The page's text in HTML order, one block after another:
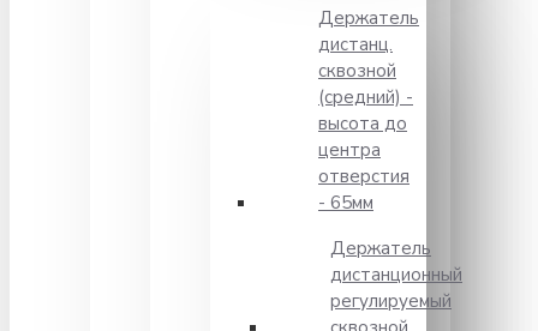
Держатель
дистанц.
сквозной
(средний) -
высота до
центра
отверстия
- 65мм
Держатель
дистанционный
регулируемый